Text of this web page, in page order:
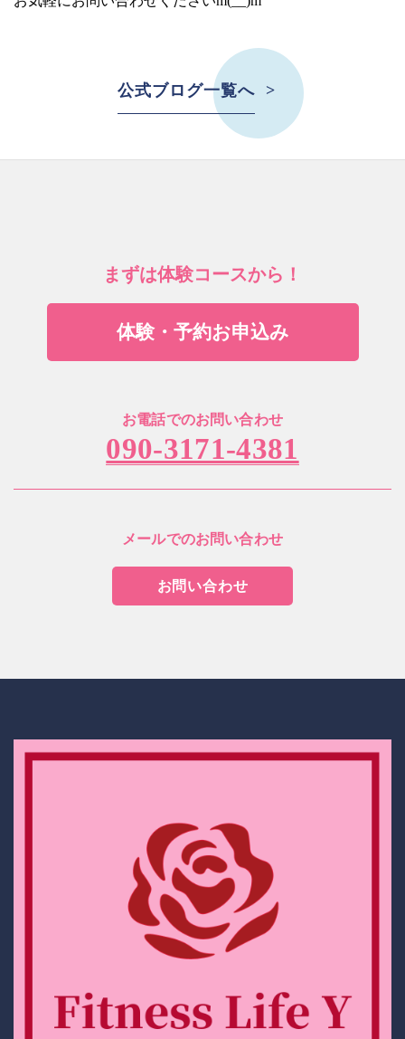
公式ブログ一覧へ
まずは体験コースから！
体験・予約お申込み
お電話でのお問い合わせ
090-3171-4381
メールでのお問い合わせ
お問い合わせ